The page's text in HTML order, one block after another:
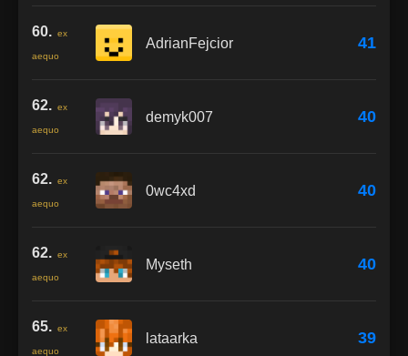
60. ex
aequo
AdrianFejcior 41
62. ex
aequo
demyk007 40
62. ex
aequo
0wc4xd 40
62. ex
aequo
Myseth 40
65. ex
aequo
lataarka 39